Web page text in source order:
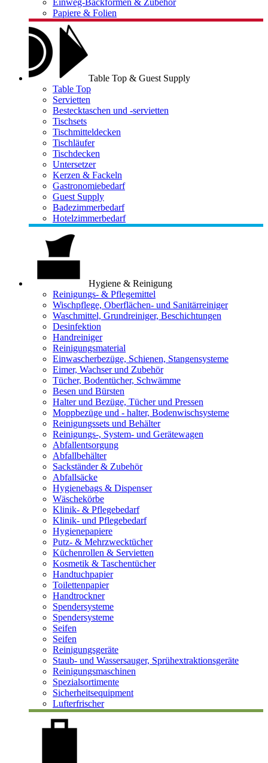
Einweg-Backformen & Zubehör
Papiere & Folien
Table Top & Guest Supply
Table Top
Servietten
Bestecktaschen und -servietten
Tischsets
Tischmitteldecken
Tischläufer
Tischdecken
Untersetzer
Kerzen & Fackeln
Gastronomiebedarf
Guest Supply
Badezimmerbedarf
Hotelzimmerbedarf
Hygiene & Reinigung
Reinigungs- & Pflegemittel
Wischpflege, Oberflächen- und Sanitärreiniger
Waschmittel, Grundreiniger, Beschichtungen
Desinfektion
Handreiniger
Reinigungsmaterial
Einwascherbezüge, Schienen, Stangensysteme
Eimer, Wachser und Zubehör
Tücher, Bodentücher, Schwämme
Besen und Bürsten
Halter und Bezüge, Tücher und Pressen
Moppbezüge und - halter, Bodenwischsysteme
Reinigungssets und Behälter
Reinigungs-, System- und Gerätewagen
Abfallentsorgung
Abfallbehälter
Sackständer & Zubehör
Abfallsäcke
Hygienebags & Dispenser
Wäschekörbe
Klinik- & Pflegebedarf
Klinik- und Pflegebedarf
Hygienepapiere
Putz- & Mehrzwecktücher
Küchenrollen & Servietten
Kosmetik & Taschentücher
Handtuchpapier
Toilettenpapier
Handtrockner
Spendersysteme
Spendersysteme
Seifen
Seifen
Reinigungsgeräte
Staub- und Wassersauger, Sprühextraktionsgeräte
Reinigungsmaschinen
Spezialsortimente
Sicherheitsequipment
Lufterfrischer